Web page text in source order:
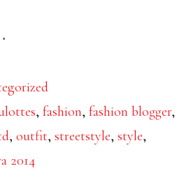
,fashion,fashion blogger,
,outfit,streetstyle,style,
2014